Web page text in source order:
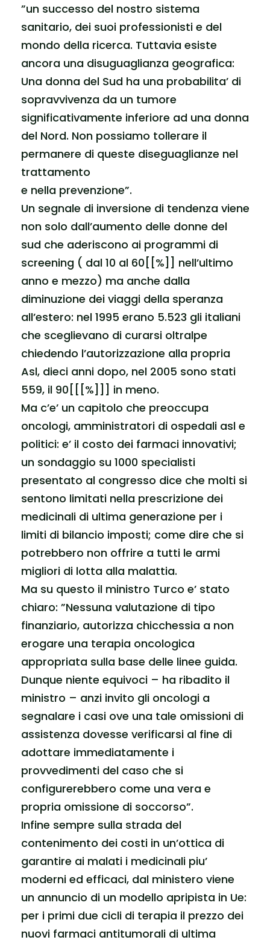
”un successo del nostro sistema
sanitario, dei suoi professionisti e del
mondo della ricerca. Tuttavia esiste
ancora una disuguaglianza geografica:
Una donna del Sud ha una probabilita’ di
sopravvivenza da un tumore
significativamente inferiore ad una donna
del Nord. Non possiamo tollerare il
permanere di queste diseguaglianze nel
trattamento
e nella prevenzione”.
Un segnale di inversione di tendenza viene
non solo dall’aumento delle donne del
sud che aderiscono ai programmi di
screening ( dal 10 al 60[[%]] nell’ultimo
anno e mezzo) ma anche dalla
diminuzione dei viaggi della speranza
all’estero: nel 1995 erano 5.523 gli italiani
che sceglievano di curarsi oltralpe
chiedendo l’autorizzazione alla propria
Asl, dieci anni dopo, nel 2005 sono stati
559, il 90[[[%]]] in meno.
Ma c’e’ un capitolo che preoccupa
oncologi, amministratori di ospedali asl e
politici: e’ il costo dei farmaci innovativi;
un sondaggio su 1000 specialisti
presentato al congresso dice che molti si
sentono limitati nella prescrizione dei
medicinali di ultima generazione per i
limiti di bilancio imposti; come dire che si
potrebbero non offrire a tutti le armi
migliori di lotta alla malattia.
Ma su questo il ministro Turco e’ stato
chiaro: ”Nessuna valutazione di tipo
finanziario, autorizza chicchessia a non
erogare una terapia oncologica
appropriata sulla base delle linee guida.
Dunque niente equivoci – ha ribadito il
ministro – anzi invito gli oncologi a
segnalare i casi ove una tale omissioni di
assistenza dovesse verificarsi al fine di
adottare immediatamente i
provvedimenti del caso che si
configurerebbero come una vera e
propria omissione di soccorso”.
Infine sempre sulla strada del
contenimento dei costi in un’ottica di
garantire ai malati i medicinali piu’
moderni ed efficaci, dal ministero viene
un annuncio di un modello apripista in Ue:
per i primi due cicli di terapia il prezzo dei
nuovi farmaci antitumorali di ultima